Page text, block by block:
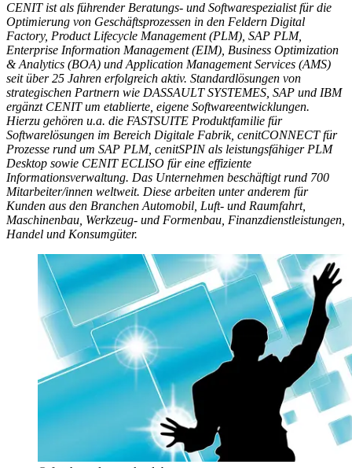
CENIT ist als führender Beratungs- und Softwarespezialist für die
Optimierung von Geschäftsprozessen in den Feldern Digital
Factory, Product Lifecycle Management (PLM), SAP PLM,
Enterprise Information Management (EIM), Business Optimization
& Analytics (BOA) und Application Management Services (AMS)
seit über 25 Jahren erfolgreich aktiv. Standardlösungen von
strategischen Partnern wie DASSAULT SYSTEMES, SAP und IBM
ergänzt CENIT um etablierte, eigene Softwareentwicklungen.
Hierzu gehören u.a. die FASTSUITE Produktfamilie für
Softwarelösungen im Bereich Digitale Fabrik, cenitCONNECT für
Prozesse rund um SAP PLM, cenitSPIN als leistungsfähiger PLM
Desktop sowie CENIT ECLISO für eine effiziente
Informationsverwaltung. Das Unternehmen beschäftigt rund 700
Mitarbeiter/innen weltweit. Diese arbeiten unter anderem für
Kunden aus den Branchen Automobil, Luft- und Raumfahrt,
Maschinenbau, Werkzeug- und Formenbau, Finanzdienstleistungen,
Handel und Konsumgüter.